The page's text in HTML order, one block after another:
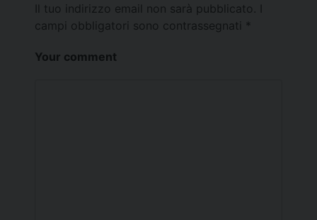
Il tuo indirizzo email non sarà pubblicato.
campi obbligatori sono contrassegnati *
Your comment